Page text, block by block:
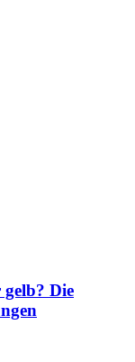
Die